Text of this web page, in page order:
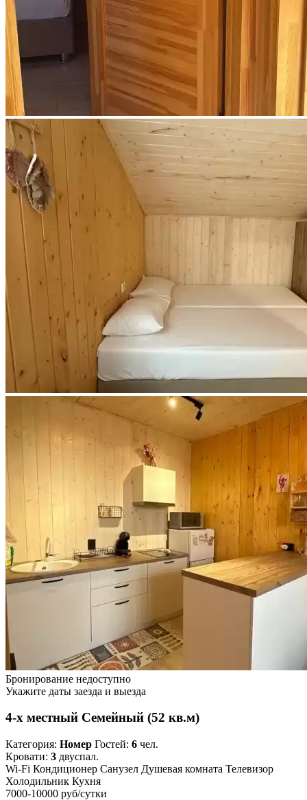
Бронирование недоступно
Укажите даты заезда и выезда
4-х местный Семейный (52 кв.м)
Категория: Номер Гостей: 6 чел.
Кровати: 3 двуспал.
Wi-Fi Кондиционер Санузел Душевая комната Телевизор
Холодильник Кухня
7000-10000 руб/сутки